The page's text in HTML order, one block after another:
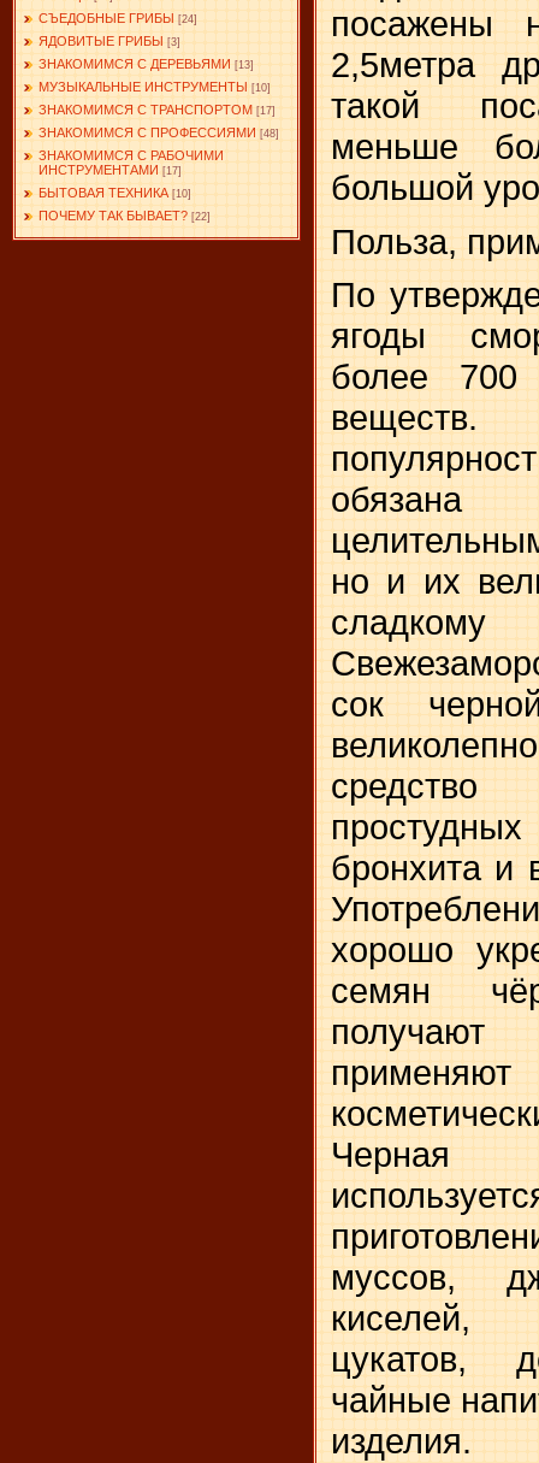
СЪЕДОБНЫЕ ГРИБЫ [24]
ЯДОВИТЫЕ ГРИБЫ [3]
ЗНАКОМИМСЯ С ДЕРЕВЬЯМИ [13]
МУЗЫКАЛЬНЫЕ ИНСТРУМЕНТЫ [10]
ЗНАКОМИМСЯ С ТРАНСПОРТОМ [17]
ЗНАКОМИМСЯ С ПРОФЕССИЯМИ [48]
ЗНАКОМИМСЯ С РАБОЧИМИ
ИНСТРУМЕНТАМИ [17]
БЫТОВАЯ ТЕХНИКА [10]
ПОЧЕМУ ТАК БЫВАЕТ? [22]
посажены
2,5метра
такой
меньше
большой
Польза,
По
ягоды
более 700
но и их
сок
бронхита и
хорошо
семян
получают
применяют
муссов,
киселей,
цукатов,
чайные
изделия.